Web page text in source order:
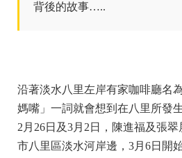
背後的故事…..
沿著淡水八里左岸有家咖啡廳名
媽嘴」一詞就會想到在八里所發
2月26日及3月2日，陳進福及張
市八里區淡水河岸邊，3月6日開